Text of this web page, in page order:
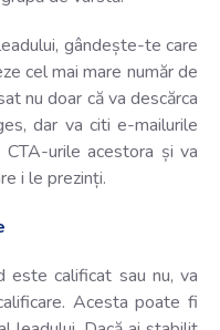
gândește-te care
cel mai mare număr de
nu doar că va descărca
dar va citi e-mailurile
urile acestora și va
i le prezinți.
este calificat sau nu, va
Acesta poate fi